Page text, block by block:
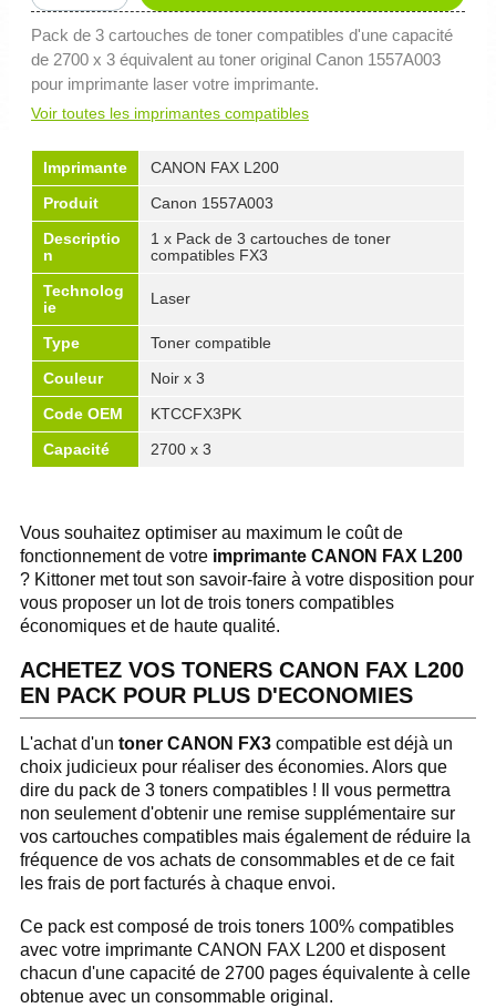
Pack de 3 cartouches de toner compatibles d'une capacité
de 2700 x 3 équivalent au toner original Canon 1557A003
pour imprimante laser votre imprimante.
Voir toutes les imprimantes compatibles
Imprimante
CANON FAX L200
Produit
Canon 1557A003
Descriptio
n
1 x Pack de 3 cartouches de toner
compatibles FX3
Technolog
ie
Laser
Type
Toner compatible
Couleur
Noir x 3
Code OEM
KTCCFX3PK
Capacité
2700 x 3
Vous souhaitez optimiser au maximum le coût de
fonctionnement de votre imprimante CANON FAX L200
? Kittoner met tout son savoir-faire à votre disposition pour
vous proposer un lot de trois toners compatibles
économiques et de haute qualité.
ACHETEZ VOS TONERS CANON FAX L200
EN PACK POUR PLUS D'ECONOMIES
L'achat d'un toner CANON FX3 compatible est déjà un
choix judicieux pour réaliser des économies. Alors que
dire du pack de 3 toners compatibles ! Il vous permettra
non seulement d'obtenir une remise supplémentaire sur
vos cartouches compatibles mais également de réduire la
fréquence de vos achats de consommables et de ce fait
les frais de port facturés à chaque envoi.
Ce pack est composé de trois toners 100% compatibles
avec votre imprimante CANON FAX L200 et disposent
chacun d'une capacité de 2700 pages équivalente à celle
obtenue avec un consommable original.